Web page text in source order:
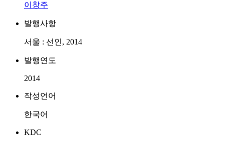
이창주
발행사항
서울 : 선인, 2014
발행연도
2014
작성언어
한국어
KDC